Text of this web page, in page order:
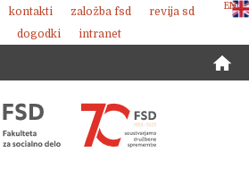
ENG
kontakti založba fsd
revija sd
dogodki intranet